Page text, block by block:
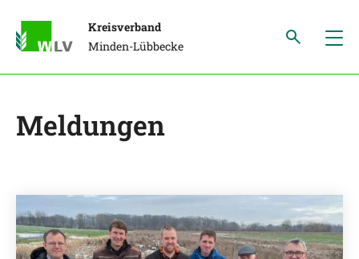
Kreisverband
Minden-Lübbecke
Meldungen